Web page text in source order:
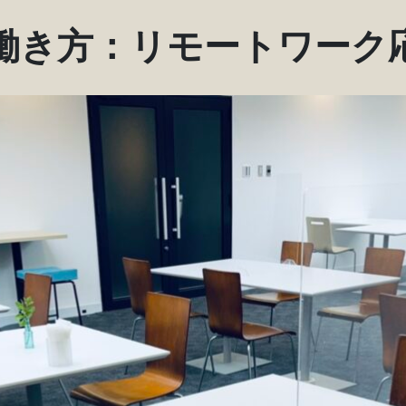
き方：リモートワーク